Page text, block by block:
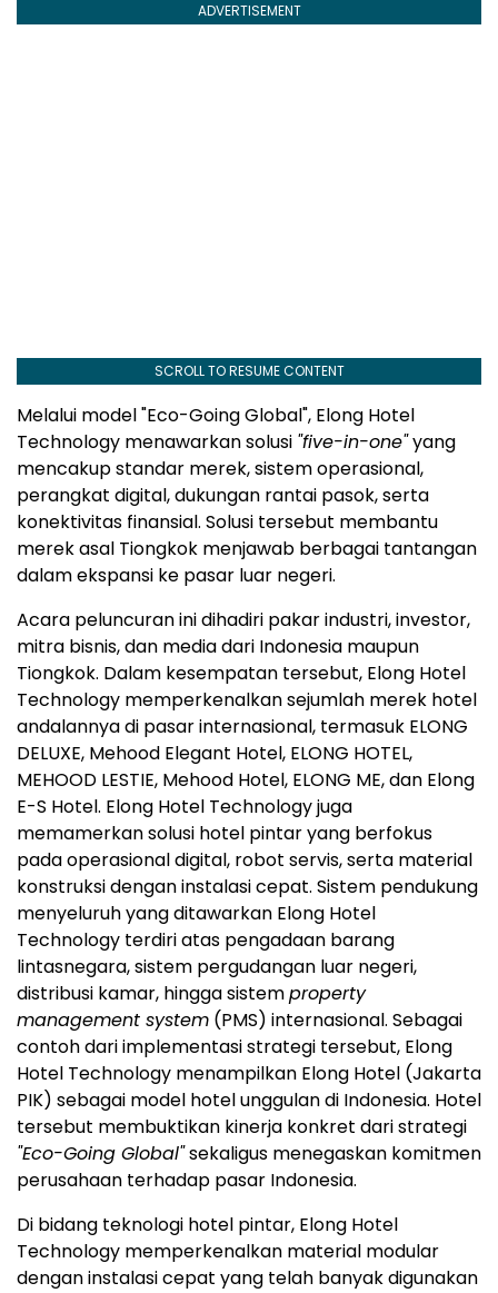
ADVERTISEMENT
SCROLL TO RESUME CONTENT
Melalui model "Eco-Going Global", Elong Hotel
Technology menawarkan solusi "five-in-one"yang
mencakup standar merek, sistem operasional,
perangkat digital, dukungan rantai pasok, serta
konektivitas finansial. Solusi tersebut membantu
merek asal Tiongkok menjawab berbagai tantangan
dalam ekspansi ke pasar luar negeri.
Acara peluncuran ini dihadiri pakar industri, investor,
mitra bisnis, dan media dari Indonesia maupun
Tiongkok. Dalam kesempatan tersebut, Elong Hotel
Technology memperkenalkan sejumlah merek hotel
andalannya di pasar internasional, termasuk ELONG
DELUXE, Mehood Elegant Hotel, ELONG HOTEL,
MEHOOD LESTIE, Mehood Hotel, ELONG ME, dan Elong
E-S Hotel. Elong Hotel Technology juga
memamerkan solusi hotel pintar yang berfokus
pada operasional digital, robot servis, serta material
konstruksi dengan instalasi cepat. Sistem pendukung
menyeluruh yang ditawarkan Elong Hotel
Technology terdiri atas pengadaan barang
lintasnegara, sistem pergudangan luar negeri,
distribusi kamar, hingga sistemproperty
management system (PMS) internasional. Sebagai
contoh dari implementasi strategi tersebut, Elong
Hotel Technology menampilkan Elong Hotel (Jakarta
PIK) sebagai model hotel unggulan di Indonesia. Hotel
tersebut membuktikan kinerja konkret dari strategi
"Eco-Going Global"sekaligus menegaskan komitmen
perusahaan terhadap pasar Indonesia.
Di bidang teknologi hotel pintar, Elong Hotel
Technology memperkenalkan material modular
dengan instalasi cepat yang telah banyak digunakan